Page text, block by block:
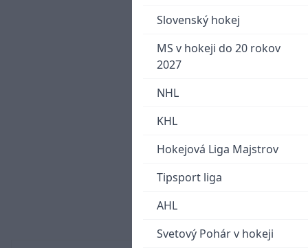
Slovenský hokej
MS v hokeji do 20 rokov
2027
NHL
KHL
Hokejová Liga Majstrov
Tipsport liga
AHL
Svetový Pohár v hokeji